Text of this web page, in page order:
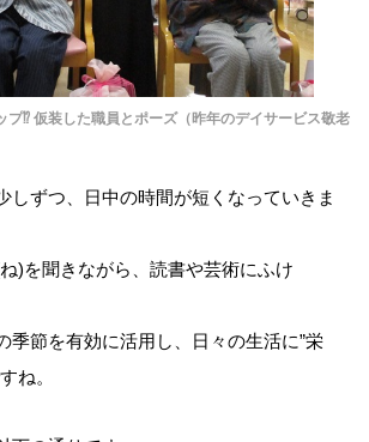
プ⁉ 仮装した職員とポーズ（昨年のデイサービス敬老
しずつ、日中の時間が短くなっていきま
)を聞きながら、読書や芸術にふけ
季節を有効に活用し、日々の生活に”栄
ね。